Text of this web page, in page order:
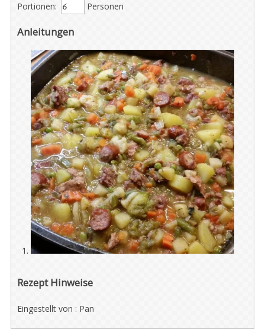
Portionen:
Personen
Anleitungen
Rezept Hinweise
Eingestellt von : Pan